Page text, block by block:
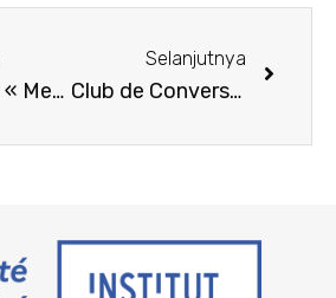
Exposition « Menyelami Terang »
Selanjutnya
Club de Conversation – 13 juillet 2023